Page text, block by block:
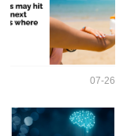
07-26